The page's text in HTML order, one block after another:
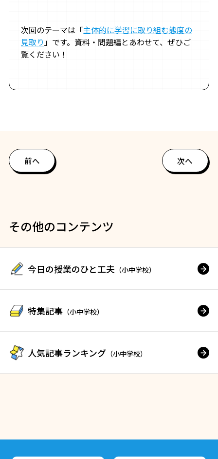
次回のテーマは「主体的に学習に取り組む態度の
見取り」です。資料・問題編とあわせて、ぜひご
覧ください！
前へ 次へ
その他のコンテンツ
今日の授業のひと工夫 （小中学校）
特集記事 （小中学校）
人気記事ランキング （小中学校）